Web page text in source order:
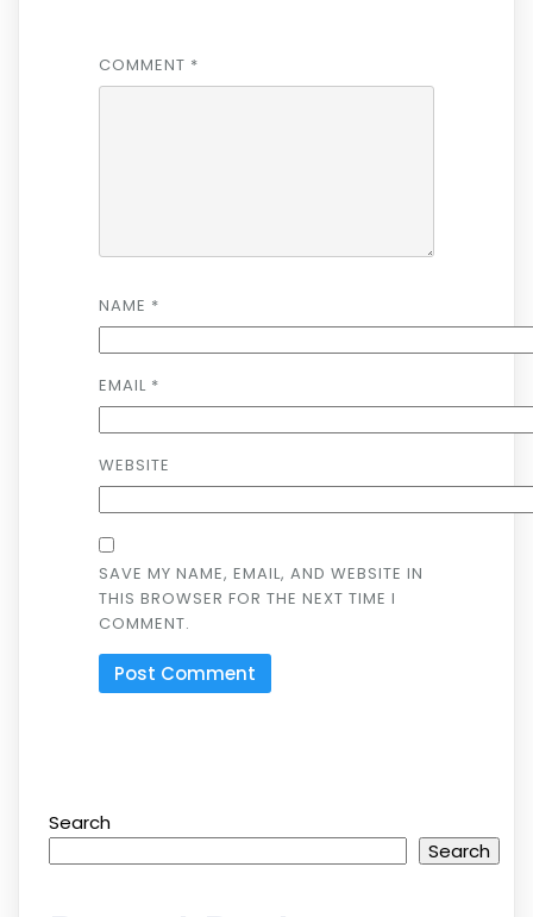
COMMENT *
NAME *
EMAIL *
WEBSITE
SAVE MY NAME, EMAIL, AND WEBSITE IN
THIS BROWSER FOR THE NEXT TIME I
COMMENT.
Search
Search